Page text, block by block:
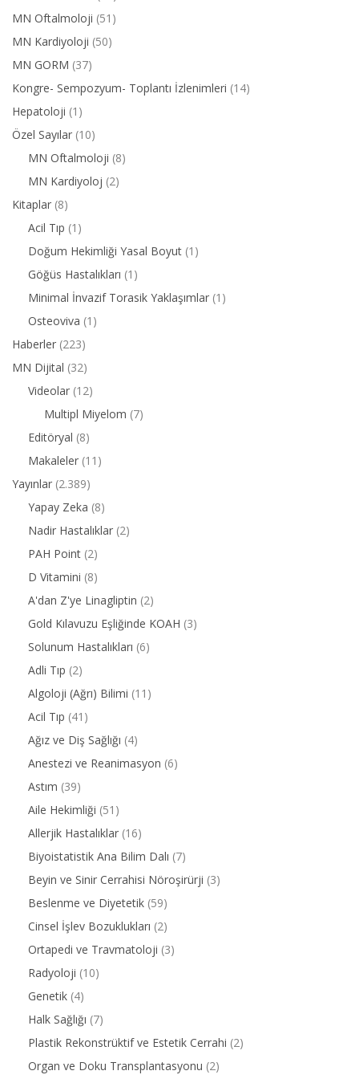
MN Oftalmoloji (51)
MN Kardiyoloji (50)
MN GORM (37)
Kongre- Sempozyum- Toplantı İzlenimleri (14)
Hepatoloji (1)
Özel Sayılar (10)
MN Oftalmoloji (8)
MN Kardiyoloj (2)
Kitaplar (8)
Acil Tıp (1)
Doğum Hekimliği Yasal Boyut (1)
Göğüs Hastalıkları (1)
Minimal İnvazif Torasik Yaklaşımlar (1)
Osteoviva (1)
Haberler (223)
MN Dijital (32)
Videolar (12)
Multipl Miyelom (7)
Editöryal (8)
Makaleler (11)
Yayınlar (2.389)
Yapay Zeka (8)
Nadir Hastalıklar (2)
PAH Point (2)
D Vitamini (8)
A'dan Z'ye Linagliptin (2)
Gold Kılavuzu Eşliğinde KOAH (3)
Solunum Hastalıkları (6)
Adli Tıp (2)
Algoloji (Ağrı) Bilimi (11)
Acil Tıp (41)
Ağız ve Diş Sağlığı (4)
Anestezi ve Reanimasyon (6)
Astım (39)
Aile Hekimliği (51)
Allerjik Hastalıklar (16)
Biyoistatistik Ana Bilim Dalı (7)
Beyin ve Sinir Cerrahisi Nöroşirürji (3)
Beslenme ve Diyetetik (59)
Cinsel İşlev Bozuklukları (2)
Ortapedi ve Travmatoloji (3)
Radyoloji (10)
Genetik (4)
Halk Sağlığı (7)
Plastik Rekonstrüktif ve Estetik Cerrahi (2)
Organ ve Doku Transplantasyonu (2)